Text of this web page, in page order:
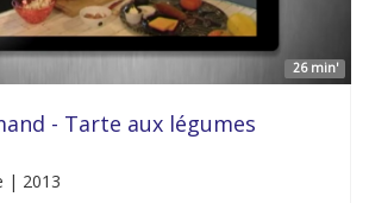
26 min'
- Tarte aux légumes
| 2013